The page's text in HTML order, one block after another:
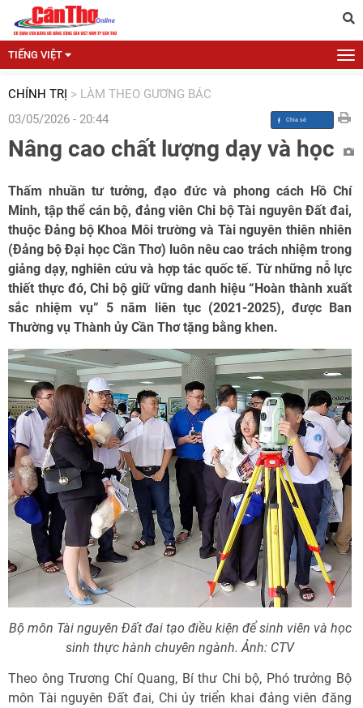
TIẾNG VIỆT
CHÍNH TRỊ > LÀM THEO GƯƠNG BÁC
03/05/2026 - 20:44
Nâng cao chất lượng dạy và học
Thấm nhuần tư tưởng, đạo đức và phong cách Hồ Chí
Minh, tập thể cán bộ, đảng viên Chi bộ Tài nguyên Đất đai,
thuộc Đảng bộ Khoa Môi trường và Tài nguyên thiên nhiên
(Đảng bộ Đại học Cần Thơ) luôn nêu cao trách nhiệm trong
giảng dạy, nghiên cứu và hợp tác quốc tế. Từ những nỗ lực
thiết thực đó, Chi bộ giữ vững danh hiệu “Hoàn thành xuất
sắc nhiệm vụ” 5 năm liên tục (2021-2025), được Ban
Thường vụ Thành ủy Cần Thơ tặng bằng khen.
Bộ môn Tài nguyên Đất đai tạo điều kiện để sinh viên và học
sinh thực hành chuyên ngành. Ảnh: CTV
Theo ông Trương Chí Quang, Bí thư Chi bộ, Phó trưởng Bộ
môn Tài nguyên Đất đai, Chi ủy triển khai đảng viên đăng